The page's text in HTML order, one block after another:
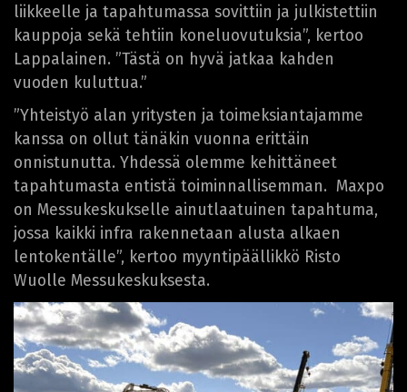
liikkeelle ja tapahtumassa sovittiin ja julkistettiin
kauppoja sekä tehtiin koneluovutuksia”, kertoo
Lappalainen. ”Tästä on hyvä jatkaa kahden
vuoden kuluttua.”
”Yhteistyö alan yritysten ja toimeksiantajamme
kanssa on ollut tänäkin vuonna erittäin
onnistunutta. Yhdessä olemme kehittäneet
tapahtumasta entistä toiminnallisemman. Maxpo
on Messukeskukselle ainutlaatuinen tapahtuma,
jossa kaikki infra rakennetaan alusta alkaen
lentokentälle”, kertoo myyntipäällikkö Risto
Wuolle Messukeskuksesta.